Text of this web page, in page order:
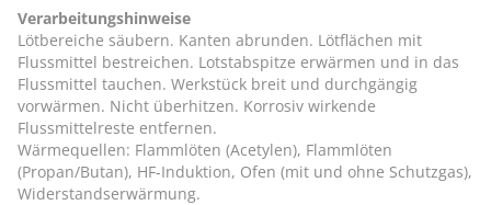
Verarbeitungshinweise
Lötbereiche säubern. Kanten abrunden. Lötflächen mit
Flussmittel bestreichen. Lotstabspitze erwärmen und in das
Flussmittel tauchen. Werkstück breit und durchgängig
vorwärmen. Nicht überhitzen. Korrosiv wirkende
Flussmittelreste entfernen.
Wärmequellen: Flammlöten (Acetylen), Flammlöten
(Propan/Butan), HF-Induktion, Ofen (mit und ohne Schutzgas),
Widerstandserwärmung.